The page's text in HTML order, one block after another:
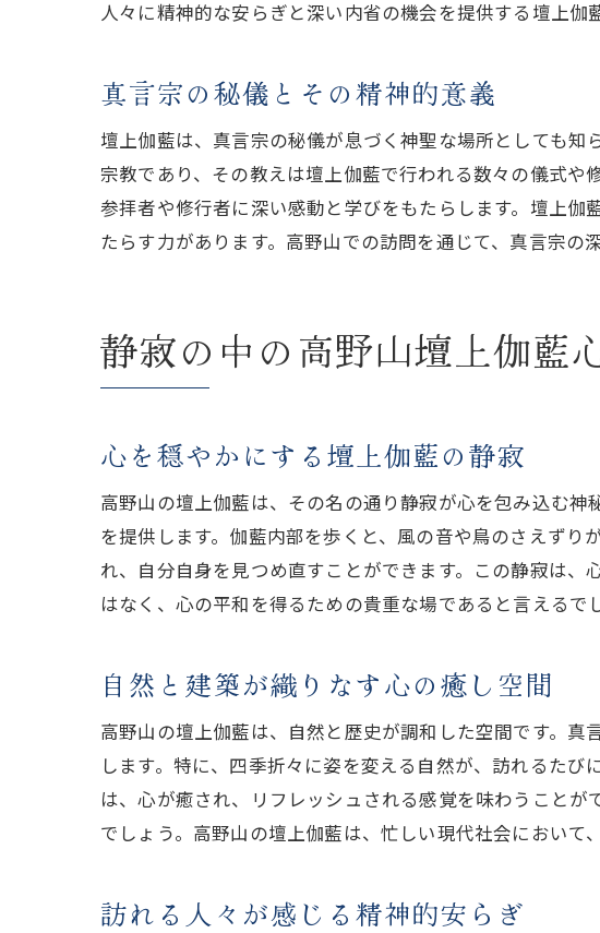
高野
人々に精神的な安らぎと深い内省の機会を提供する壇上伽
真言宗の秘儀とその精神的意義
壇上伽藍は、真言宗の秘儀が息づく神聖な場所としても
宗教であり、その教えは壇上伽藍で行われる数々の儀式
参拝者や修行者に深い感動と学びをもたらします。壇上
たらす力があります。高野山での訪問を通じて、真言宗の
静寂の中の高野山壇上伽藍
心を穏やかにする壇上伽藍の静寂
高野山の壇上伽藍は、その名の通り静寂が心を包み込む
を提供します。伽藍内部を歩くと、風の音や鳥のさえず
れ、自分自身を見つめ直すことができます。この静寂は
はなく、心の平和を得るための貴重な場であると言えるで
自然と建築が織りなす心の癒し空間
高野山の壇上伽藍は、自然と歴史が調和した空間です。
します。特に、四季折々に姿を変える自然が、訪れるた
は、心が癒され、リフレッシュされる感覚を味わうこと
でしょう。高野山の壇上伽藍は、忙しい現代社会において
訪れる人々が感じる精神的安らぎ